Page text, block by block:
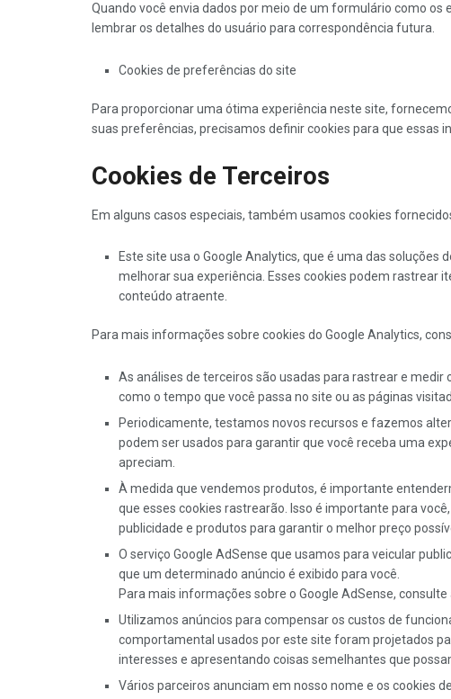
Quando você envia dados por meio de um formulário como
lembrar os detalhes do usuário para correspondência futura.
Cookies de preferências do site
Para proporcionar uma ótima experiência neste site,
suas preferências, precisamos definir cookies para que
Cookies de Terceiros
Em alguns casos especiais, também usamos cookies
Este site usa o Google Analytics, que é uma das
melhorar sua experiência. Esses cookies podem rastrear
conteúdo atraente.
Para mais informações sobre cookies do Google Analytics,
As análises de terceiros são usadas para rastrear e
como o tempo que você passa no site ou as páginas
Periodicamente, testamos novos recursos e fazemos
podem ser usados ​​para garantir que você receba uma
apreciam.
À medida que vendemos produtos, é importante
que esses cookies rastrearão. Isso é importante para
publicidade e produtos para garantir o melhor preço
O serviço Google AdSense que usamos para veicular
que um determinado anúncio é exibido para você.
Para mais informações sobre o Google AdSense,
Utilizamos anúncios para compensar os custos de
comportamental usados ​​por este site foram projetados
interesses e apresentando coisas semelhantes que
Vários parceiros anunciam em nosso nome e os cookies